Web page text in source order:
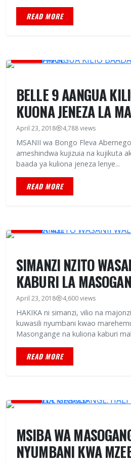
READ MORE
BELLE 9 AANGUA
KUONA JENEZA LA
April 23, 2018 4,788 views
MSANII wa Bongo Fleva Abernego
ameshindwa kujizuia na kujikuta
baada ya kuliona jeneza lenye...
READ MORE
SIMANZI NZITO
KABURI LA
April 23, 2018 4,600 views
HAKIKA ni simanzi, vilio na
kuwasili nyumbani kwao
Masongange na kuliona kaburi
READ MORE
MSIBA WA
NYUMBANI KWA